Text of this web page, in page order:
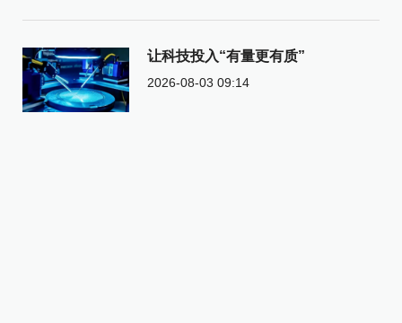
让科技投入“有量更有质”
2026-08-03 09:14